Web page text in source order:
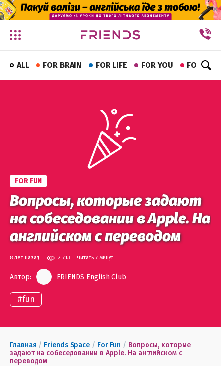
✕
ALL FOR BRAIN FOR LIFE FOR YOU FOR FUN
FOR FUN
Вопросы, которые задают
на собеседовании в Apple. На
английском с переводом
8 лет назад 2 713 Читать 7 минут
Автор: FRIENDS English Club
#fun
Главная / Friends Space / For Fun / Вопросы, которые
задают на собеседовании в Apple. На английском с
переводом